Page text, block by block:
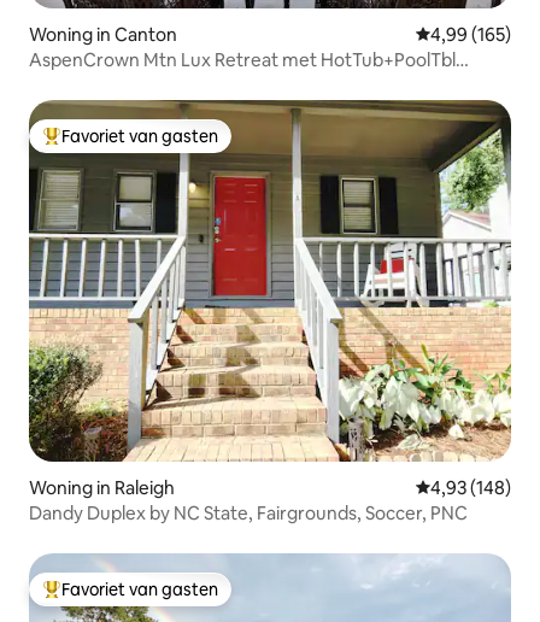
Woning in Canton Gemiddelde
4,99 (165)
AspenCrown Mtn Lux Retreat met HotTub+PoolTbl
Topfavoriet van gasten
Favoriet van gasten
Woning in Raleigh Gemiddelde
4,93 (148)
Dandy Duplex by NC State, Fairgrounds, Soccer, PNC
Topfavoriet van gasten
Favoriet van gasten